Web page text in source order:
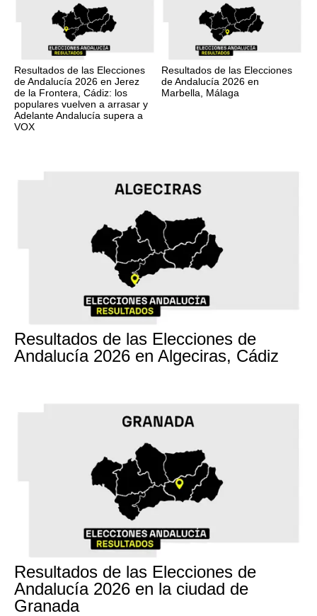
Resultados de las Elecciones
de Andalucía 2026 en Jerez
de la Frontera, Cádiz: los
populares vuelven a arrasar y
Adelante Andalucía supera a
VOX
Resultados de las Elecciones
de Andalucía 2026 en
Marbella, Málaga
Resultados de las Elecciones de
Andalucía 2026 en Algeciras, Cádiz
Resultados de las Elecciones de
Andalucía 2026 en la ciudad de
Granada